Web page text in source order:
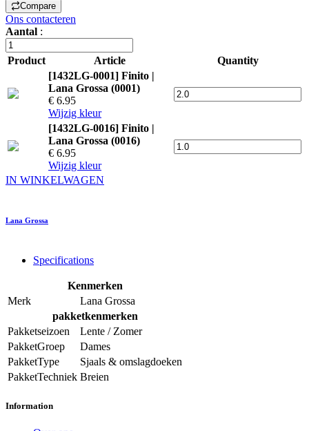
Compare
Ons contacteren
Aantal :
Product Article
Quantity
[1432LG-0001] Finito |
Lana Grossa (0001)
€ 6.95
Wijzig kleur
[1432LG-0016] Finito |
Lana Grossa (0016)
€ 6.95
Wijzig kleur
IN WINKELWAGEN
Lana Grossa
Specifications
Kenmerken
Merk
Lana Grossa
pakketkenmerken
Pakketseizoen
Lente / Zomer
PakketGroep
Dames
PakketType
Sjaals & omslagdoeken
PakketTechniek Breien
Information